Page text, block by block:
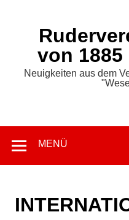
von 1885
Neuigkeiten aus dem
MENÜ